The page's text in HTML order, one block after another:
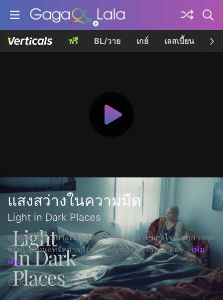
ฟรี BL/วาย เกย์ เลสเบี้ยน เค
แสงสว่างในความมืด
Light in Dark Places
เกลเศร้าโศกอย่างหนักหลังจากการจากไปของไรน์ ลูกสาวสุด
ที่รัก ในขณะที่จัดการกับข้าวของของลูก เธอก็ค่อยๆ... เพิ่ม
เติม
10mสหรัฐอเมริกา2019